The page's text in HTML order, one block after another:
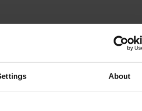
About